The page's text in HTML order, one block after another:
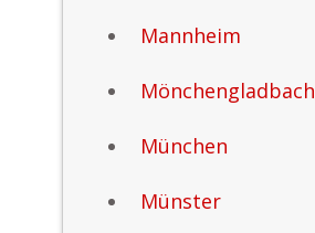
Mannheim
Mönchengladbach
München
Münster